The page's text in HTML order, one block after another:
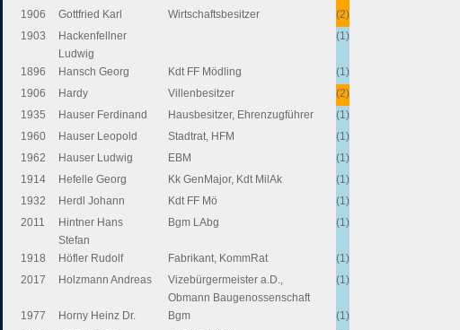
1906
Gottfried Karl Wirtschaftsbesitzer
(2)
1903
Hackenfellner
Ludwig
(1)
1896 Hansch Georg Kdt FF Mödling
(1)
1906
Hardy Villenbesitzer
(2)
1935
Hauser Ferdinand Hausbesitzer, Ehrenzugführer
(1)
1960
Hauser Leopold Stadtrat, HFM
(1)
1962
Hauser Ludwig EBM
(1)
1914
Hefelle Georg Kk GenMajor, Kdt MilAk
(1)
1932
Herdl Johann Kdt FF Mö
(1)
2011
Hintner Hans
Stefan
Bgm LAbg (1)
1918 Höfler Rudolf Fabrikant, KommRat
(1)
2017
Holzmann Andreas
Vizebürgermeister a.D.,
Obmann Baugenossenschaft
(1)
1977 Horny Heinz Dr. Bgm
(1)